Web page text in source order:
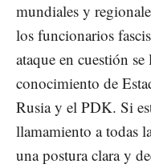
mundiales y
los funcionarios
ataque en cuestión
conocimiento de
Rusia y el PDK. Si
llamamiento a todas
una postura clara y